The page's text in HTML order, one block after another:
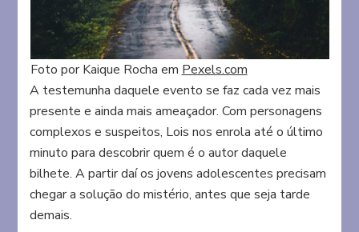
Foto por Kaique Rocha emPexels.com
A testemunha daquele evento se faz cada vez mais
presente e ainda mais ameaçador. Com personagens
complexos e suspeitos, Lois nos enrola até o último
minuto para descobrir quem é o autor daquele
bilhete. A partir daí os jovens adolescentes precisam
chegar a solução do mistério, antes que seja tarde
demais.